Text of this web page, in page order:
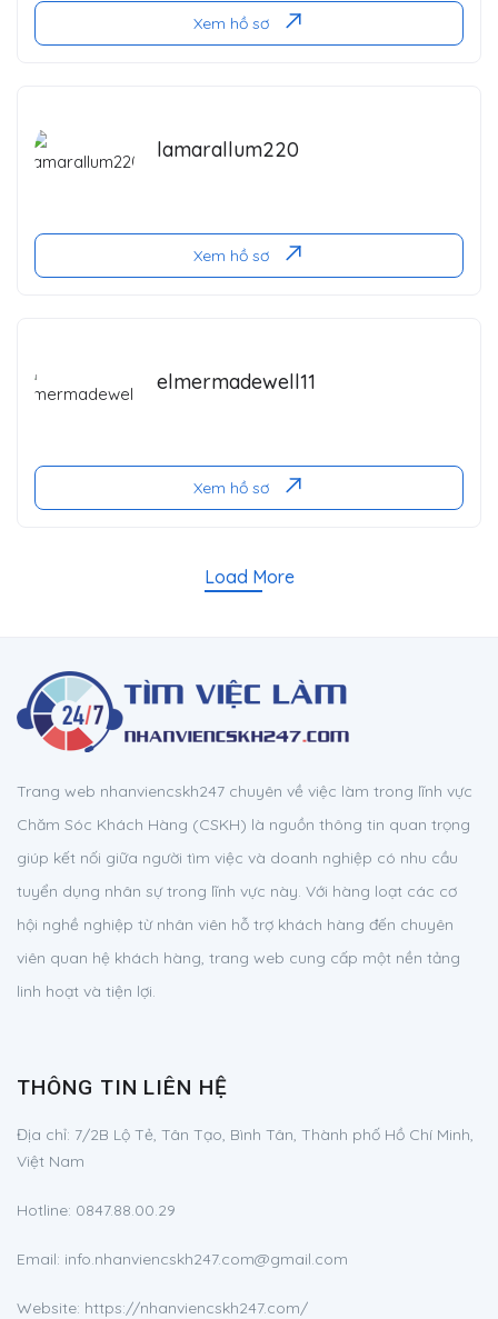
Xem hồ sơ
lamarallum220
Xem hồ sơ
elmermadewell11
Xem hồ sơ
Load More
Trang web nhanviencskh247 chuyên về việc làm trong lĩnh vực
Chăm Sóc Khách Hàng (CSKH) là nguồn thông tin quan trọng
giúp kết nối giữa người tìm việc và doanh nghiệp có nhu cầu
tuyển dụng nhân sự trong lĩnh vực này. Với hàng loạt các cơ
hội nghề nghiệp từ nhân viên hỗ trợ khách hàng đến chuyên
viên quan hệ khách hàng, trang web cung cấp một nền tảng
linh hoạt và tiện lợi.
THÔNG TIN LIÊN HỆ
Địa chỉ: 7/2B Lộ Tẻ, Tân Tạo, Bình Tân, Thành phố Hồ Chí Minh,
Việt Nam
Hotline: 0847.88.00.29
Email: info.nhanviencskh247.com@gmail.com
Website: https://nhanviencskh247.com/